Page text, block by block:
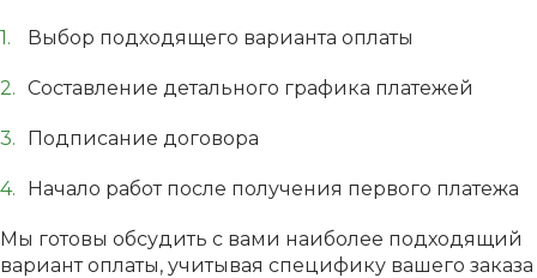
Выбор подходящего варианта оплаты
Составление детального графика платежей
Подписание договора
Начало работ после получения первого платежа
Мы готовы обсудить с вами наиболее подходящий
вариант оплаты, учитывая специфику вашего заказа